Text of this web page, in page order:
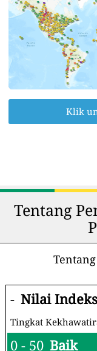
Klik
Tentang
- Nilai
Tingkat
0 - 50 Baik